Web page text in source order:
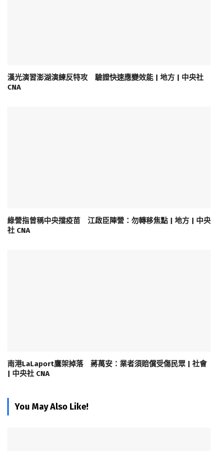
漢光演習澎湖演練反特攻 驗證快速應變效能 | 地方 | 中央社
CNA
綠營指曾稱中央擋疫苗 江啟臣陣營：勿轉移焦點 | 地方 | 中央
社 CNA
南港LaLaport鷹架掉落 蔣萬安：業者須賠償受傷民眾 | 社會
| 中央社 CNA
You May Also Like!